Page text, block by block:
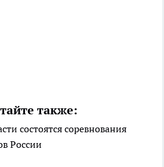
также:
состоятся соревнования
России